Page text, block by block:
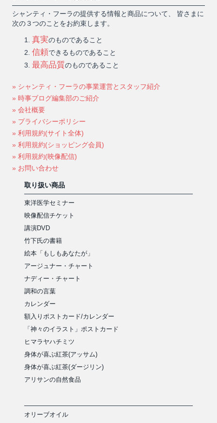
シャンティ・フーラの提供する情報と商品について、 皆さまに
次の３つのことをお約束します。
真実のものであること
信頼できるものであること
最高品質のものであること
» シャンティ・フーラの事業運営とスタッフ紹介
» 時事ブログ編集部のご紹介
» 会社概要
» プライバシーポリシー
» 利用規約(サイト全体)
» 利用規約(ショッピング会員)
» 利用規約(映像配信)
» お問い合わせ
取り扱い商品
東洋医学セミナー
映像配信チケット
講演DVD
竹下氏の書籍
絵本「もしもあなたが」
アージュナー・チャート
ナディー・チャート
調和の言葉
カレンダー
額入りポストカード/カレンダー
「神々のイラスト」ポストカード
ヒマラヤハチミツ
身体が喜ぶ紅茶(アッサム)
身体が喜ぶ紅茶(ダージリン)
アリサンの自然食品
オリーブオイル